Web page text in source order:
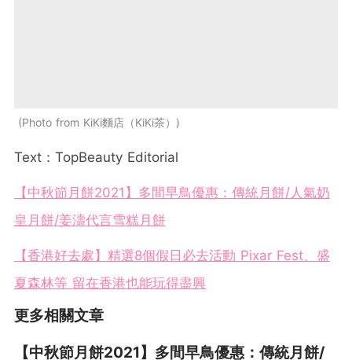
Photo from KiKi麵店（KiKi茶）
Text：TopBeauty Editorial
【中秋節月餅2021】多間早鳥優惠：傳統月餅/人氣奶
皇月餅/姜濤代言雪糕月餅
【香港好去處】精選8個假日必去活動 Pixar Fest、盛
夏森林等 留在香港也能玩得盡興
更多相關文章
【中秋節月餅2021】多間早鳥優惠：傳統月餅/